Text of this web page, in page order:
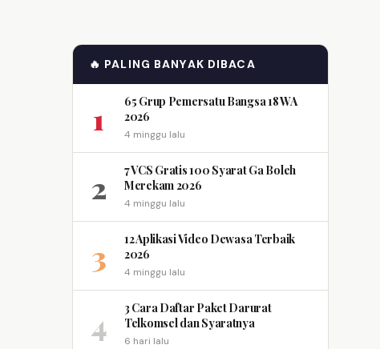
🔥 PALING BANYAK DIBACA
1
65 Grup Pemersatu Bangsa 18 WA
2026
4 minggu lalu
2
7 VCS Gratis 100 Syarat Ga Boleh
Merekam 2026
4 minggu lalu
3
12 Aplikasi Video Dewasa Terbaik
2026
4 minggu lalu
4
3 Cara Daftar Paket Darurat
Telkomsel dan Syaratnya
6 hari lalu